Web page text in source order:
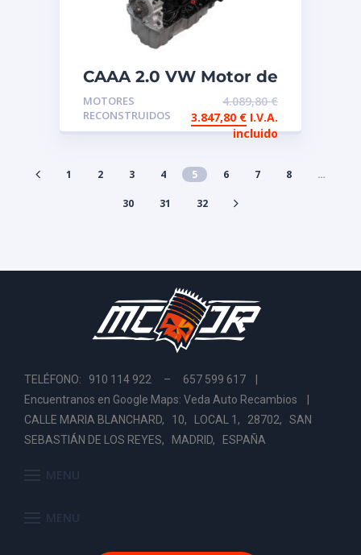
CAAA 2.0 VW Motor de
intercambio
reconstruido
MOTORES
RECONSTRUIDOS
4.089,80€
3.847,80 € I.V.A.
incluido
1 2 3 4 5 6 7 8 …
30 31 32
TELÉFONO: 910 114 922 – 657 599 617 |
Encuentranos en Google Maps: Veda Auto Recambios
CALLE MARIA BLANCHARD, 10, LOCAL 1, 28702, SAN
SEBASTIÁN DE LOS REYES, MADRID, ESPAÑA
MENU
MENU